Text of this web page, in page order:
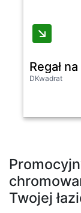
Regał
DKwadrat
Twojej